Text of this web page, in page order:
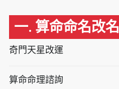
一. 算命命名改名
奇門天星改運
算命命理諮詢